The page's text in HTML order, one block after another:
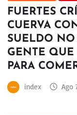
FUERTES
CUERVA
SUELDO
GENTE QUE
PARA
index Ago